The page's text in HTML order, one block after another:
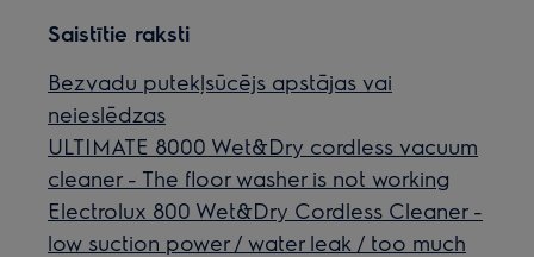
Saistītie raksti
Bezvadu putekļsūcējs apstājas vai
neieslēdzas
ULTIMATE 8000 Wet&Dry cordless vacuum
cleaner - The floor washer is not working
Electrolux 800 Wet&Dry Cordless Cleaner -
low suction power / water leak / too much